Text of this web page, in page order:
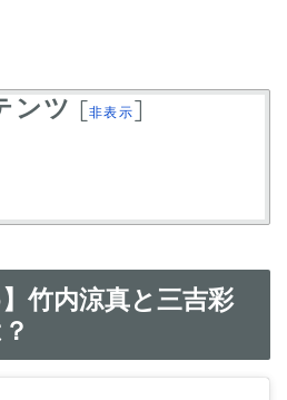
ンツ [非表示]
竹内涼真と三吉彩